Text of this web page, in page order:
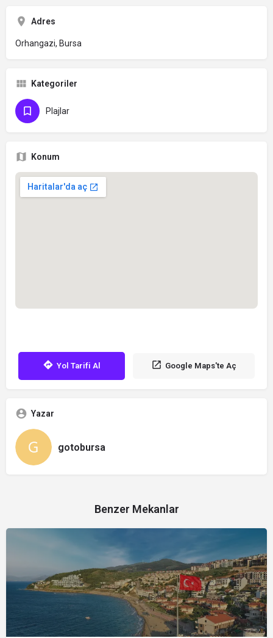
Adres
Orhangazi, Bursa
Kategoriler
Plajlar
Konum
Yol Tarifi Al Google Maps'te Aç
Yazar
gotobursa
Benzer Mekanlar